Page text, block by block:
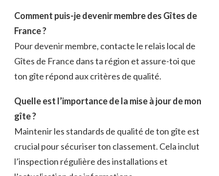
Comment puis-je devenir membre des Gîtes de
France ?
Pour devenir membre, contacte le relais local de
Gîtes de France dans ta région et assure-toi que
ton gîte répond aux critères de qualité.
Quelle est l’importance de la mise à jour de mon
gîte ?
Maintenir les standards de qualité de ton gîte est
crucial pour sécuriser ton classement. Cela inclut
l’inspection régulière des installations et